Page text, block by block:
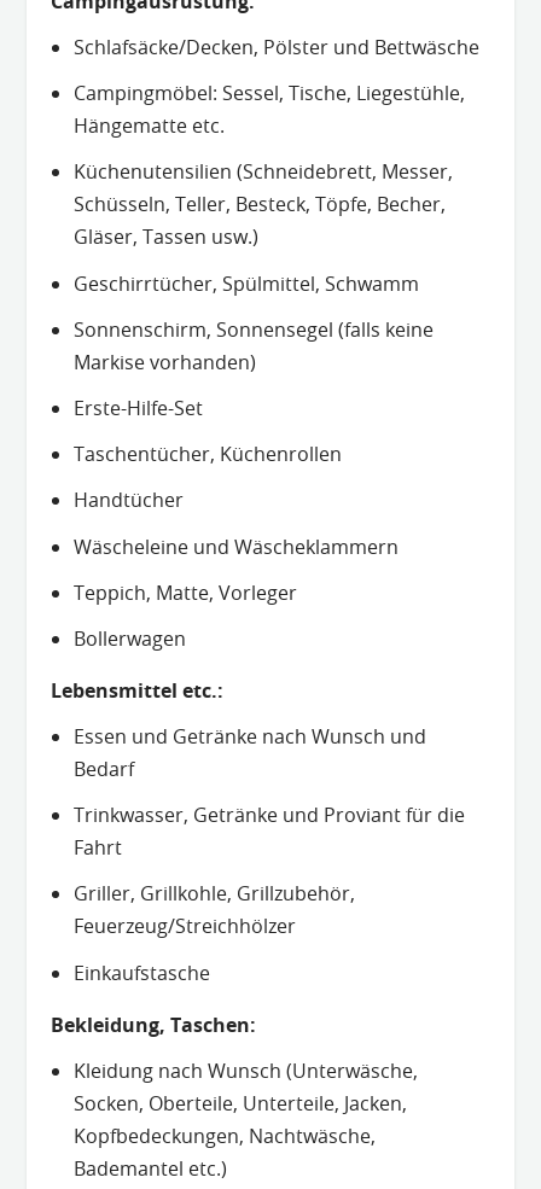
Schlafsäcke/Decken, Pölster und Bettwäsche
Campingmöbel: Sessel, Tische, Liegestühle,
Hängematte etc.
Küchenutensilien (Schneidebrett, Messer,
Schüsseln, Teller, Besteck, Töpfe, Becher,
Gläser, Tassen usw.)
Geschirrtücher, Spülmittel, Schwamm
Sonnenschirm, Sonnensegel (falls keine
Markise vorhanden)
Erste-Hilfe-Set
Taschentücher, Küchenrollen
Handtücher
Wäscheleine und Wäscheklammern
Teppich, Matte, Vorleger
Bollerwagen
Lebensmittel etc.:
Essen und Getränke nach Wunsch und
Bedarf
Trinkwasser, Getränke und Proviant für die
Fahrt
Griller, Grillkohle, Grillzubehör,
Feuerzeug/Streichhölzer
Einkaufstasche
Bekleidung, Taschen:
Kleidung nach Wunsch (Unterwäsche,
Socken, Oberteile, Unterteile, Jacken,
Kopfbedeckungen, Nachtwäsche,
Bademantel etc.)